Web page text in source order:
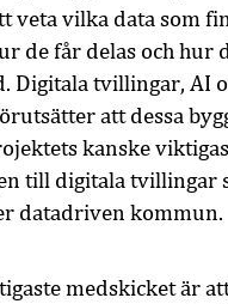
veta vilka data som
de får delas och hur
Digitala tvillingar, AI
att dessa
kanske
till digitala tvillingar
datadriven kommun.
medskicket är